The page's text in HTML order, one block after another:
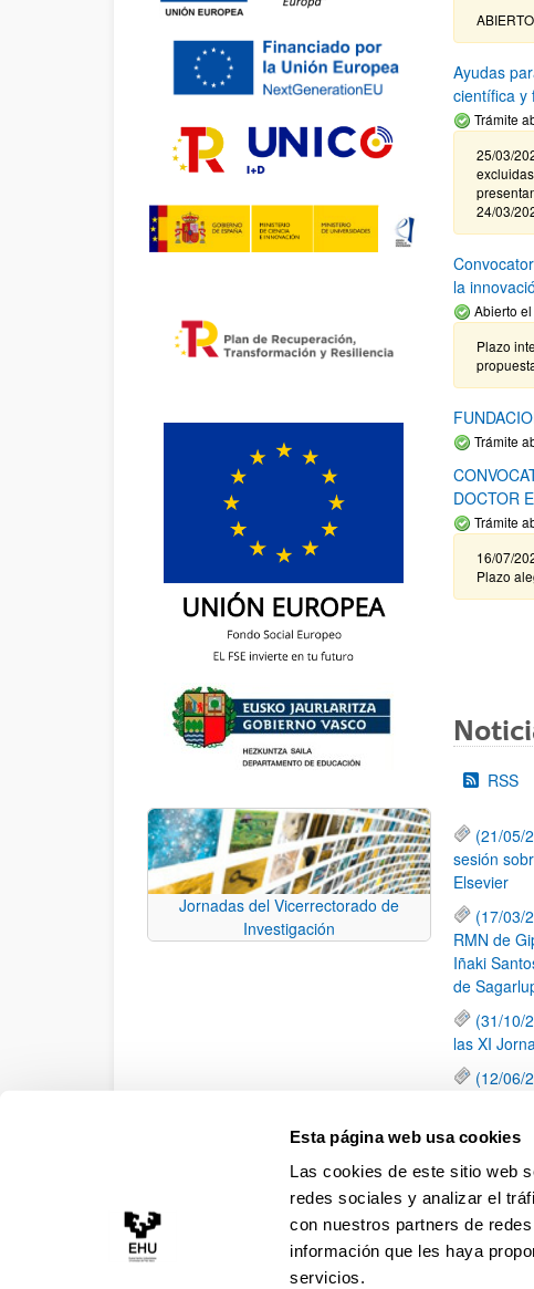
Esta página web usa cookies
Las cookies de este sitio web
redes sociales y analizar el
con nuestros partners de
información que les haya
servicios.
Jornadas del Vicerrectorado de
Investigación
Ayudas
científica y
Trámite
25/03/
24/03/
la
Abierto
Plazo
Trámite
DOCTOR
Trámite
16/07/
Plazo
RSS
(21/05/
sesión
Elsevier
(17/03/
RMN de
Iñaki
de
(31/10/
las XI
(12/06/
una